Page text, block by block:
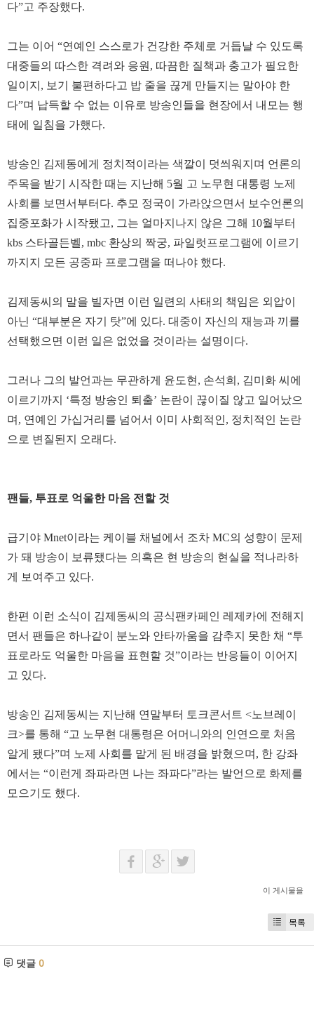
다”고 주장했다.
그는 이어 “연예인 스스로가 건강한 주체로 거듭날 수 있도록
대중들의 따스한 격려와 응원, 따끔한 질책과 충고가 필요한
일이지, 보기 불편하다고 밥 줄을 끊게 만들지는 말아야 한
다”며 납득할 수 없는 이유로 방송인들을 현장에서 내모는 행
태에 일침을 가했다.
방송인 김제동에게 정치적이라는 색깔이 덧씌워지며 언론의
주목을 받기 시작한 때는 지난해 5월 고 노무현 대통령 노제
사회를 보면서부터다. 추모 정국이 가라앉으면서 보수언론의
집중포화가 시작됐고, 그는 얼마지나지 않은 그해 10월부터
kbs 스타골든벨, mbc 환상의 짝궁, 파일럿프로그램에 이르기
까지지 모든 공중파 프로그램을 떠나야 했다.
김제동씨의 말을 빌자면 이런 일련의 사태의 책임은 외압이
아닌 “대부분은 자기 탓”에 있다. 대중이 자신의 재능과 끼를
선택했으면 이런 일은 없었을 것이라는 설명이다.
그러나 그의 발언과는 무관하게 윤도현, 손석희, 김미화 씨에
이르기까지 ‘특정 방송인 퇴출’ 논란이 끊이질 않고 일어났으
며, 연예인 가십거리를 넘어서 이미 사회적인, 정치적인 논란
으로 변질된지 오래다.
팬들, 투표로 억울한 마음 전할 것
급기야 Mnet이라는 케이블 채널에서 조차 MC의 성향이 문제
가 돼 방송이 보류됐다는 의혹은 현 방송의 현실을 적나라하
게 보여주고 있다.
한편 이런 소식이 김제동씨의 공식팬카페인 레제카에 전해지
면서 팬들은 하나같이 분노와 안타까움을 감추지 못한 채 “투
표로라도 억울한 마음을 표현할 것”이라는 반응들이 이어지
고 있다.
방송인 김제동씨는 지난해 연말부터 토크콘서트 <노브레이
크>를 통해 “고 노무현 대통령은 어머니와의 인연으로 처음
알게 됐다”며 노제 사회를 맡게 된 배경을 밝혔으며, 한 강좌
에서는 “이런게 좌파라면 나는 좌파다”라는 발언으로 화제를
모으기도 했다.
이 게시물을
목록
댓글 0